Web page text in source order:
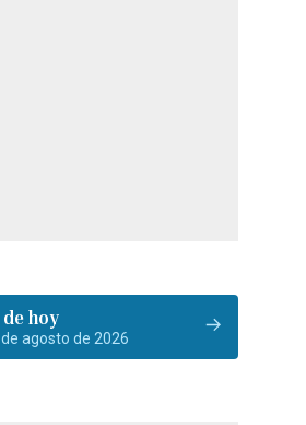
hoy
agosto de 2026